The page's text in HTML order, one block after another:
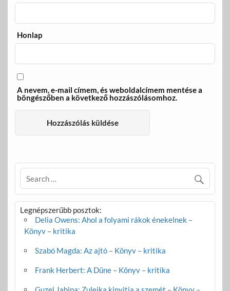
Honlap
A nevem, e-mail címem, és weboldalcímem mentése a
böngészőben a következő hozzászólásomhoz.
Legnépszerűbb posztok:
Delia Owens: Ahol a folyami rákok énekelnek –
Könyv – kritika
Szabó Magda: Az ajtó – Könyv – kritika
Frank Herbert: A Dűne – Könyv – kritika